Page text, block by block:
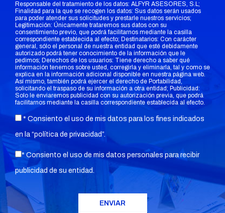
Responsable del tratamiento de los datos: ALFYR ASESORES, S.L;
Finalidad para la que se recogen los datos: Sus datos serán usados
para poder atender sus solicitudes y prestarle nuestros servicios;
Legitimación: Únicamente trataremos sus datos con su
consentimiento previo, que podrá facilitarnos mediante la casilla
correspondiente establecida al efecto; Destinatarios: Con carácter
general, sólo el personal de nuestra entidad que esté debidamente
autorizado podrá tener conocimiento de la información que le
pedimos; Derechos de los usuarios: Tiene derecho a saber qué
información tenemos sobre usted, corregirla y eliminarla, tal y como se
explica en la información adicional disponible en nuestra página web.
Así mismo, también podrá ejercer el derecho de Portabilidad,
solicitando el traspaso de su información a otra entidad; Publicidad:
Solo le enviaremos publicidad con su autorización previa, que podrá
facilitarnos mediante la casilla correspondiente establecida al efecto.
* Consiento el uso de mis datos para los fines indicados
en la “política de privacidad”.
* Consiento el uso de mis datos personales para recibir
publicidad de su entidad.